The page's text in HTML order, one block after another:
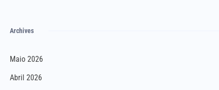
Archives
Maio 2026
Abril 2026